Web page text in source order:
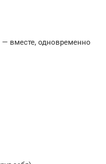
вместе, одновременно